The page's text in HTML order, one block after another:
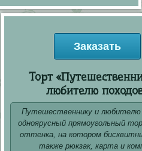
Заказать
Торт
любителю
Путешественнику и любителю
одноярусный прямоугольный
оттенка, на котором
также рюкзак, карта и